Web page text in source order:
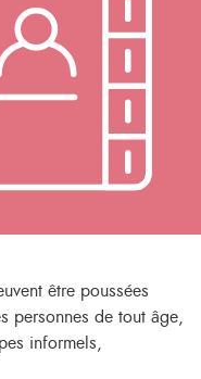
être poussées
personnes de tout âge,
informels,